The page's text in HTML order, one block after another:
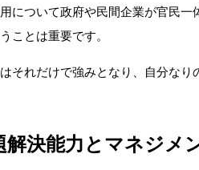
について政府や民間企業が官民
ことは重要です。
それだけで強みとなり、自分なり
決能力とマネジメ